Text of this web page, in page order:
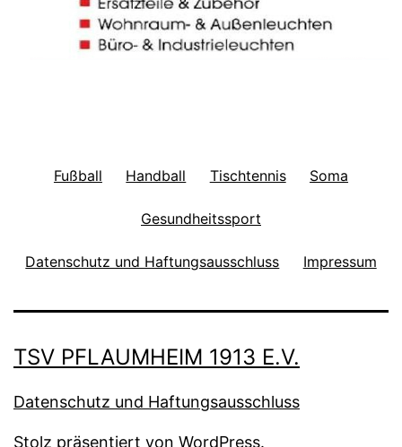
Fußball Handball Tischtennis Soma
Gesundheitssport
Datenschutz und Haftungsausschluss Impressum
TSV PFLAUMHEIM 1913 E.V.
Datenschutz und Haftungsausschluss
Stolz präsentiert von WordPress.